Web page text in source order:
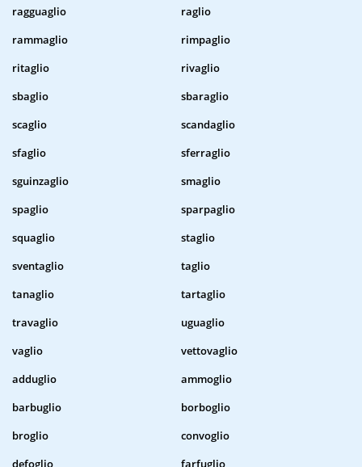
ragguaglio
raglio
rammaglio
rimpaglio
ritaglio
rivaglio
sbaglio
sbaraglio
scaglio
scandaglio
sfaglio
sferraglio
sguinzaglio
smaglio
spaglio
sparpaglio
squaglio
staglio
sventaglio
taglio
tanaglio
tartaglio
travaglio
uguaglio
vaglio
vettovaglio
adduglio
ammoglio
barbuglio
borboglio
broglio
convoglio
defoglio
farfuglio